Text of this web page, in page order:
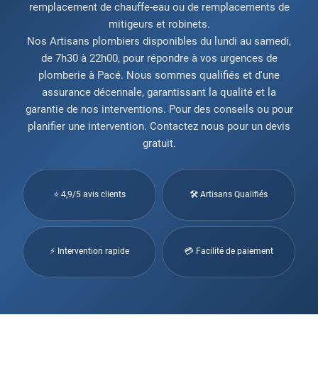
remplacement de chauffe-eau ou de remplacements de
mitigeurs et robinets.
Nos Artisans plombiers disponibles du lundi au samedi,
de 7h30 à 22h00, pour répondre à vos urgences de
plomberie à Pacé. Nous sommes qualifiés et d'une
assurance décennale, garantissant la qualité et la
garantie de nos interventions. Pour des conseils ou pour
planifier une intervention. Contactez nous pour un devis
gratuit.
⭐ 4,9/5 avis clients 🛠 Artisans Qualifiés
⚡ Intervention rapide 💳 Facilité de paiement